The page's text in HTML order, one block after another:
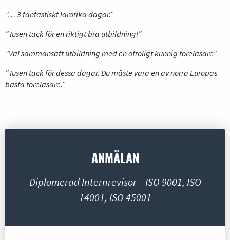
”… 3 fantastiskt lärorika dagar.”
”Tusen tack för en riktigt bra utbildning!”
”Väl sammansatt utbildning med en otroligt kunnig föreläsare”
”Tusen tack för dessa dagar. Du måste vara en av norra Europas
bästa föreläsare.”
ANMÄLAN
Diplomerad Internrevisor – ISO 9001, ISO
14001, ISO 45001